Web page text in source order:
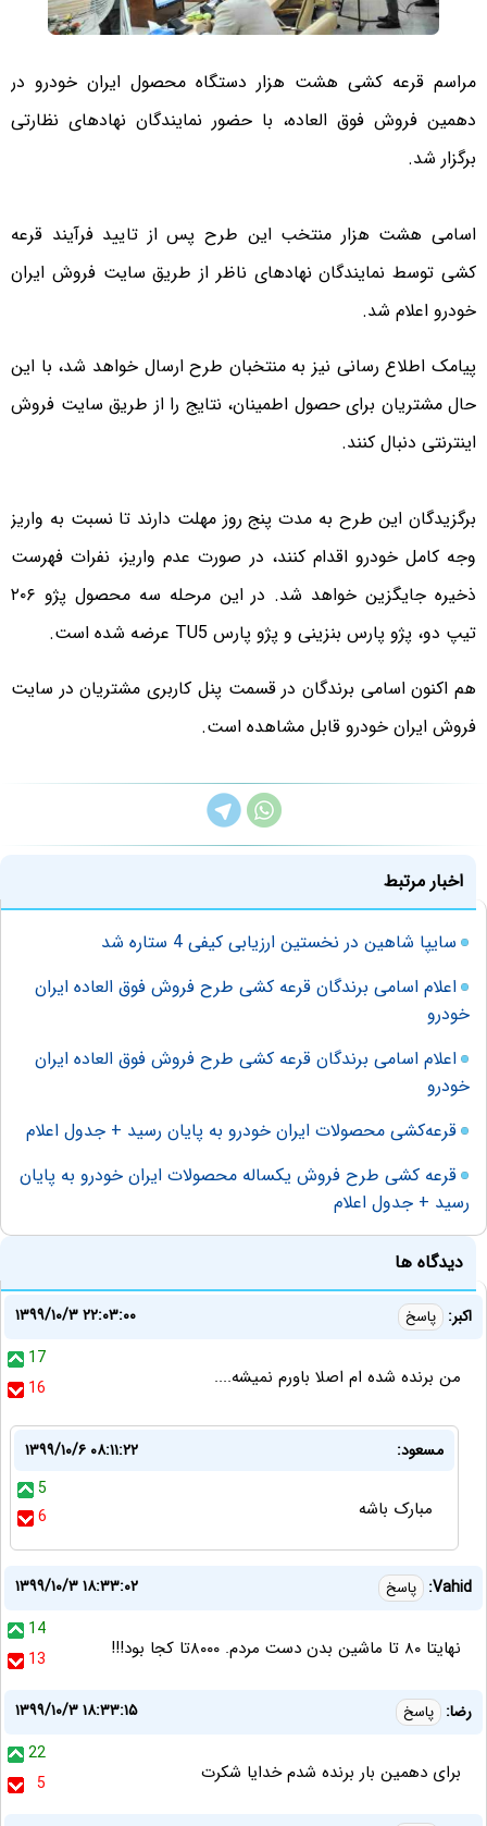
مراسم قرعه کشی هشت هزار دستگاه محصول ایران خودرو در
دهمین فروش فوق العاده، با حضور نمایندگان نهادهای نظارتی
برگزار شد.
اسامی هشت هزار منتخب این طرح پس از تایید فرآیند قرعه
کشی توسط نمایندگان نهادهای ناظر از طریق سایت فروش ایران
خودرو اعلام شد.
پیامک اطلاع رسانی نیز به منتخبان طرح ارسال خواهد شد،‌ با این
حال مشتریان برای حصول اطمینان، نتایج را از طریق سایت فروش
اینترنتی دنبال کنند.
برگزیدگان این طرح به مدت پنج روز مهلت دارند تا نسبت به واریز
وجه کامل خودرو اقدام کنند، در صورت عدم واریز، نفرات فهرست
ذخیره جایگزین خواهد شد. در این مرحله سه محصول پژو ۲۰۶
تیپ دو، پژو پارس بنزینی و پژو پارس TU5 عرضه شده است.
هم اکنون اسامی برندگان در قسمت پنل کاربری مشتریان در سایت
فروش ایران خودرو قابل مشاهده است.
اخبار مرتبط
سايپا شاهين در نخستين ارزيابی کیفی 4 ستاره شد
اعلام اسامی برندگان قرعه کشی طرح فروش فوق العاده ایران
خودرو
اعلام اسامی برندگان قرعه کشی طرح فروش فوق العاده ایران
خودرو
قرعه‌کشی محصولات ایران خودرو به پایان رسید + جدول اعلام
قرعه کشی طرح فروش یکساله محصولات ایران خودرو به پایان
رسید + جدول اعلام
دیدگاه ها
اکبر: پاسخ
۱۳۹۹/۱۰/۳ ۲۲:۰۳:۰۰
17
16
من برنده شده ام اصلا باورم نمیشه....
مسعود:
۱۳۹۹/۱۰/۶ ۰۸:۱۱:۲۲
5
6
مبارک باشه
Vahid: پاسخ
۱۳۹۹/۱۰/۳ ۱۸:۳۳:۰۲
14
13
نهایتا ۸۰ تا ماشین بدن دست مردم. ۸۰۰۰تا کجا بود!!!
رضا: پاسخ
۱۳۹۹/۱۰/۳ ۱۸:۳۳:۱۵
22
5
برای دهمین بار برنده شدم خدایا شکرت